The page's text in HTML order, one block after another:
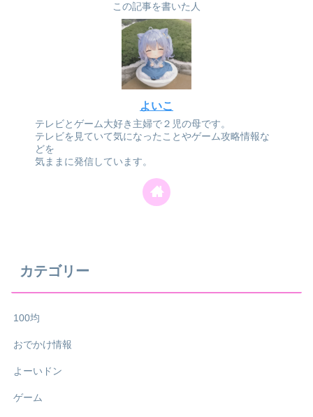
この記事を書いた人
よいこ
テレビとゲーム大好き主婦で２児の母です。
テレビを見ていて気になったことやゲーム攻略情報な
どを
気ままに発信しています。
カテゴリー
100均
おでかけ情報
よーいドン
ゲーム